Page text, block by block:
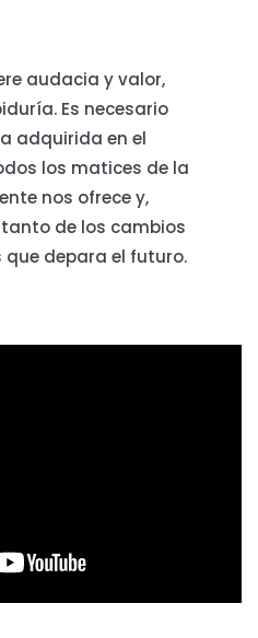
audacia y valor,
Es necesario
adquirida en el
los matices de la
nos ofrece y,
de los cambios
depara el futuro.